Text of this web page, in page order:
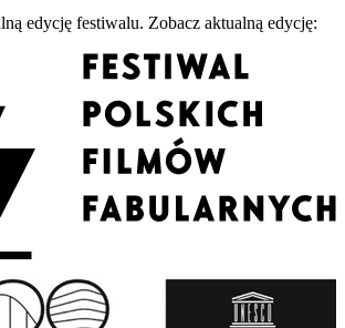
edycję festiwalu. Zobacz aktualną edycję: